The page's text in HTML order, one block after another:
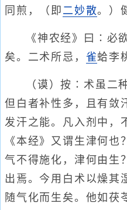
同煎，（即 二妙散。）
《神农经》曰∶必
矣。二术所忌， 雀蛤李
（谟）按∶术虽二
但白者补性多，且有敛
发汗之能。凡入剂中，
《本经》又谓生津何也
气不得施化，津何由生
出焉。今用白术以燥其
随气化而生矣。他如茯